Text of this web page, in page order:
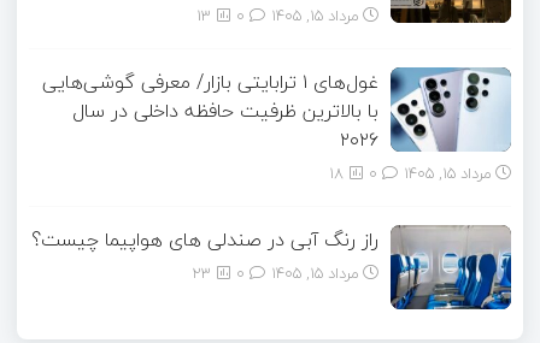
مرداد ۱۵, ۱۴۰۵ 13
غول‌های ۱ ترابایتی بازار/ معرفی گوشی‌هایی
با بالاترین ظرفیت حافظه داخلی در سال
۲۰۲۶
مرداد ۱۵, ۱۴۰۵ 18
راز رنگ آبی در صندلی های هواپیما چیست؟
مرداد ۱۵, ۱۴۰۵ 23